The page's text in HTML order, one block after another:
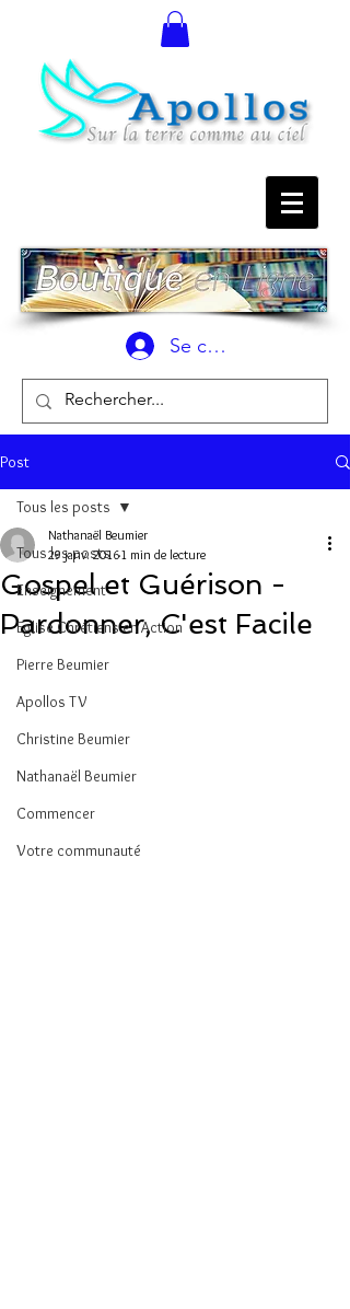
Se connecter
Post
Tous les posts
Enseignement
Eglise Chrétiens en Action
Pierre Beumier
Apollos TV
Christine Beumier
Nathanaël Beumier
Commencer
Votre communauté
Tous les posts
Gospel et Guérison -
Pardonner, C'est Facile
Nathanaël Beumier
29 janv. 20161 min de lecture